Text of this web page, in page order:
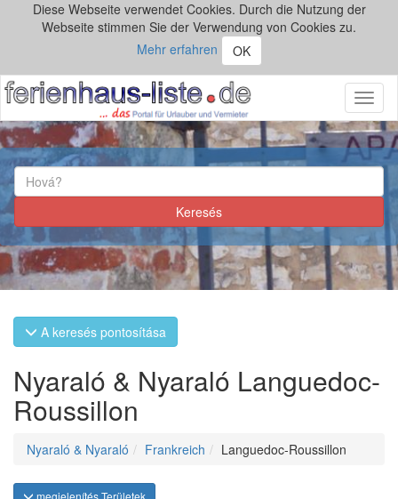
Diese Webseite verwendet Cookies. Durch die Nutzung der
Webseite stimmen Sie der Verwendung von Cookies zu.
Mehr erfahren
OK
A keresés pontosítása
Nyaraló & Nyaraló Languedoc-
Roussillon
Nyaraló & Nyaraló Frankreich Languedoc-Roussillon
megjelenítés Területek